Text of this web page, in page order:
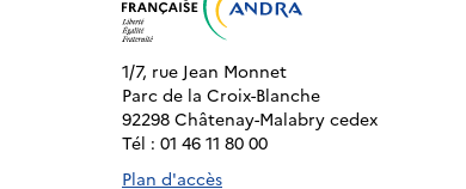
1/7, rue Jean Monnet
Parc de la Croix-Blanche
92298 Châtenay-Malabry cedex
Tél : 01 46 11 80 00
Plan d'accès